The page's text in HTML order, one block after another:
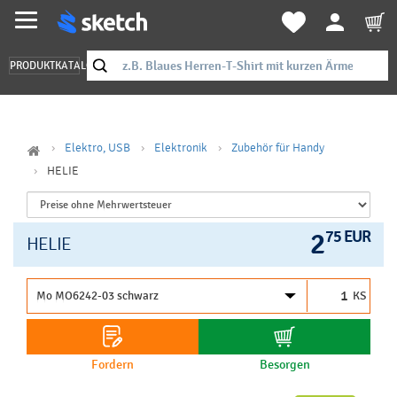
PRODUKTKATALOG
Elektro, USB Elektronik
Zubehör für Handy
HELIE
HELIE 275 EUR
KS
Fordern Besorgen